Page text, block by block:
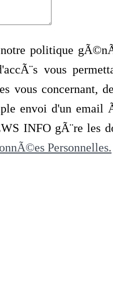
politique
vous
vous concernant,
envoi d'un
INFO gÃ¨re les
Personnelles.